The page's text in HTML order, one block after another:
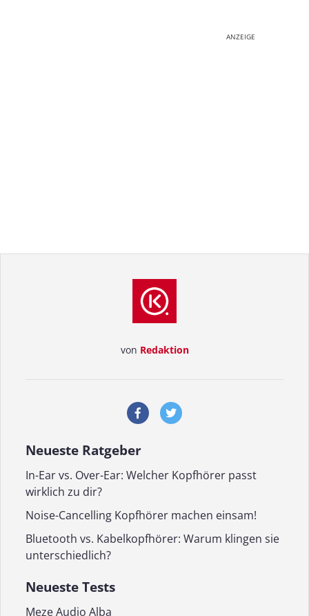
ANZEIGE
von Redaktion
Neueste Ratgeber
In-Ear vs. Over-Ear: Welcher Kopfhörer passt
wirklich zu dir?
Noise-Cancelling Kopfhörer machen einsam!
Bluetooth vs. Kabelkopfhörer: Warum klingen sie
unterschiedlich?
Neueste Tests
Meze Audio Alba